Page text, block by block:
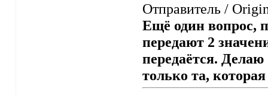
Отправитель /
Ещё один вопрос,
передают 2
передаётся.
только та,